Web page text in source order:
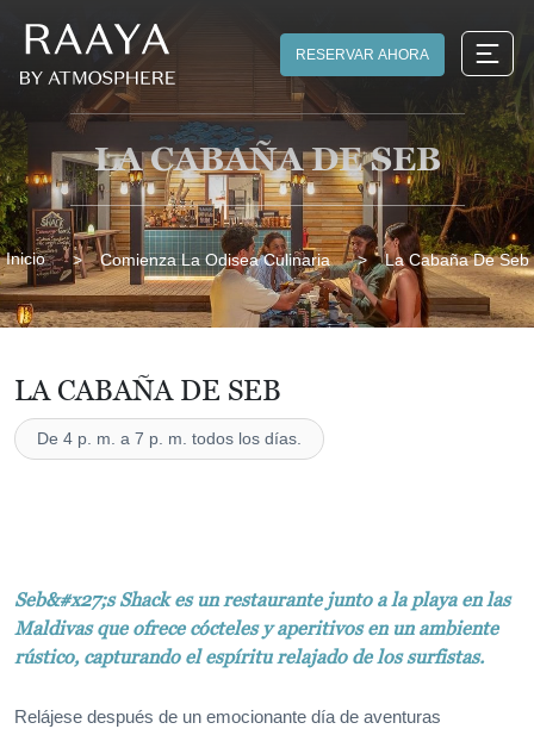
RESERVAR AHORA
LA CABAÑA DE SEB
Inicio Comienza La Odisea Culinaria La Cabaña De Seb
LA CABAÑA DE SEB
De 4 p. m. a 7 p. m. todos los días.
Seb&#x27;s Shack es un restaurante junto a la playa en las
Maldivas que ofrece cócteles y aperitivos en un ambiente
rústico, capturando el espíritu relajado de los surfistas.
Relájese después de un emocionante día de aventuras